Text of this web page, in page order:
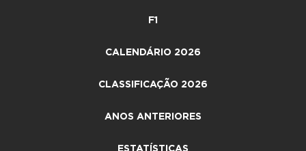
F1
CALENDÁRIO 2026
CLASSIFICAÇÃO 2026
ANOS ANTERIORES
ESTATÍSTICAS